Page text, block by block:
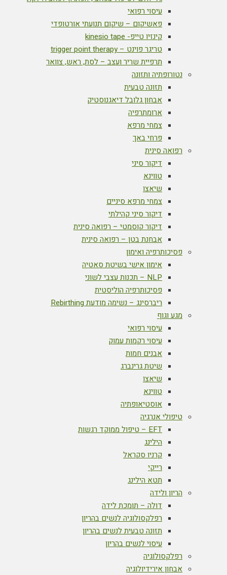
עיסוי רפואי
פאשיקום – שיקום תנועתי אורטופדי
קינזיו טייפ- kinesio tape
טריגר פוינט – trigger point therapy
תרפיית שריר ועצב – לסת, ראש, צוואר
נטורופתיה ותזונה
תזונה טבעית
אבחון גלובל דיאגנוסטיק
ארומתרפיה
צמחי מרפא
פרחי באך
רפואה סינית
דיקור סיני
טווינא
שיאצו
צמחי מרפא סיניים
דיקור סיני קהילתי
דיקור קוסמטי – רפואה סינית
אבחנת בטן – רפואה סינית
פסיכותרפיה ואימון
אימון אישי בשיטת סאטיה
NLP – תכנות עצבי לשוני
פסיכותרפיה הוליסטית
ריברסינג – נשימה מודעת Rebirthing
מגע וגוף
עיסוי רפואי
עיסוי רקמות עמוק
אבנים חמות
שיטת גרינברג
שיאצו
טווינא
אוסטיאופתיה
טיפולי אנרגיה
EFT – טיפול ממוקד רגשות
הילינג
קרניו סקראל
רייקי
תטא הילינג
הריון ולידה
דולה – תומכת לידה
רפלקסולוגיה לנשים בהריון
תזונה טבעית לנשים בהריון
עיסוי לנשים בהריון
רפלקסולוגיה
אבחון אירידיולוגיה